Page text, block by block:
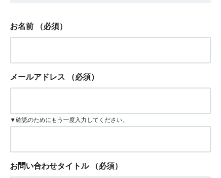
お名前 （必須）
メールアドレス （必須）
▼確認のためにもう一度入力してください。
お問い合わせタイトル （必須）